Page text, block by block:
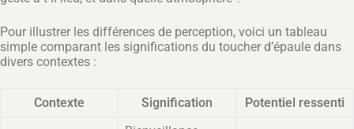
Pour illustrer les différences de perception, voici un tableau
simple comparant les significations du toucher d’épaule dans
divers contextes :
Contexte Signification Potentiel ressenti